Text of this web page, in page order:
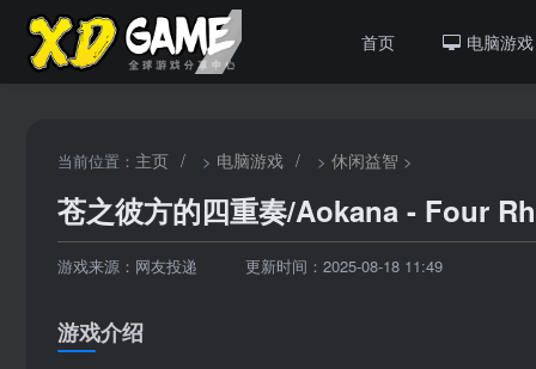
首页 电脑游戏
当前位置： 主页 / > 电脑游戏 / > 休闲益智 >
苍之彼方的四重奏/Aokana - Four
游戏来源：网友投递 更新时间：2025-08-18 11:49
游戏介绍